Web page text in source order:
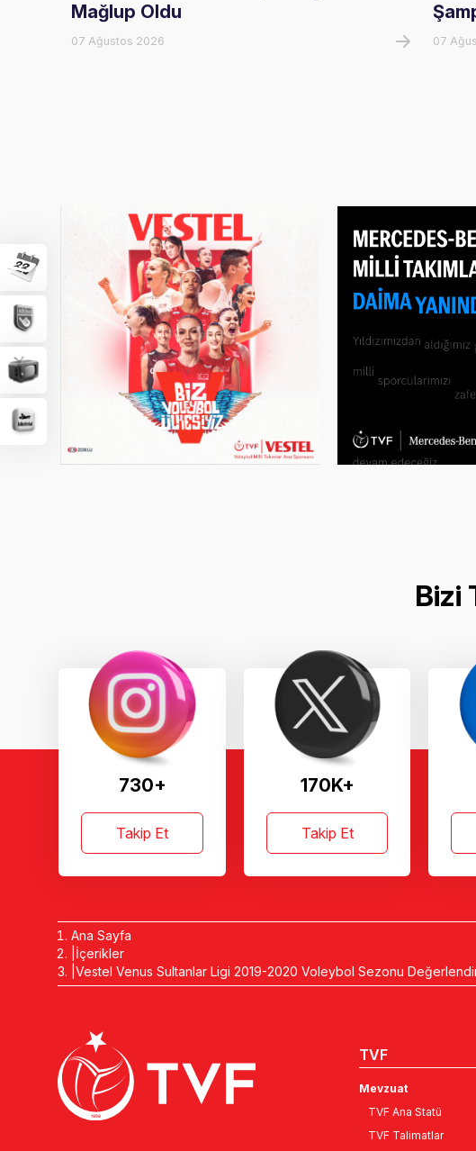
Mağlup Oldu
07 Ağustos 2026 07
Bizi
730+
Takip Et
170K+
Takip Et
Ana Sayfa
İçerikler
Vestel Venus Sultanlar Ligi 2019-2020 Voleybol Sezonu
TVF
Mevzuat
TVF Ana Statü
TVF Talimatlar